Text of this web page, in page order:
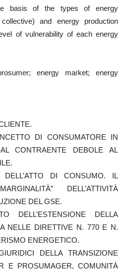
basis of the types of energy
and energy production
of vulnerability of each energy
energy market; energy
DI CONSUMATORE IN
CONTRAENTE DEBOLE AL
DI CONSUMO. IL
DELL’ATTIVITÀ
DEL GSE.
DELL’ESTENSIONE DELLA
NELLE DIRETTIVE N. 770 E N.
ENERGETICO.
DELLA TRANSIZIONE
E PROSUMAGER, COMUNITÀ